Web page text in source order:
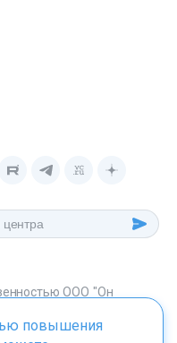
ООО "Он
со статьей 1259 ГК. РФ.
повышения